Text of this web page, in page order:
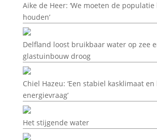
Aike de Heer: ‘We moeten de
houden’
Delfland loost bruikbaar water op zee
glastuinbouw droog
Chiel Hazeu: ‘Een stabiel kasklimaat en
energievraag’
Het stijgende water